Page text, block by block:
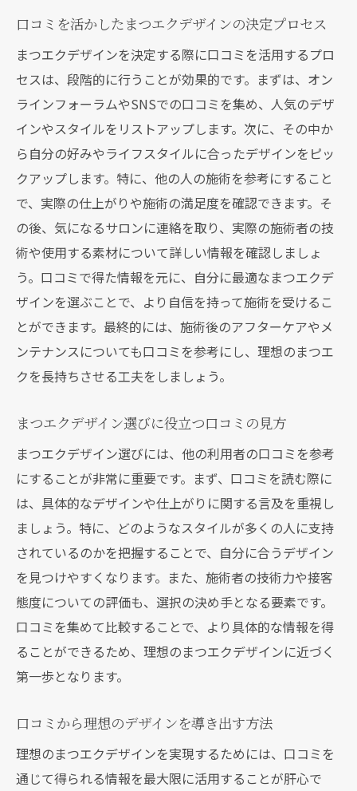
体験談を通じて得られるまつエク選びの知
利用者の声から学ぶ失敗しないデザイン選
実際の体験談を参考にしたデザイン選びの
アプローチ
体験談に基づくまつエク選びのヒント
まつエクデザイン選びに役立つ体験談の読
み方
実際の声を活かしたまつエクデザインの選
定法
まつエクの仕上がり写真を口コミで確認するメ
リット
口コミ写真で仕上がりを視覚的に確認する
方法
仕上がり写真を通じて期待値を設定するコ
口コミで見る施術後のビジュアルチェック
まつエクの仕上がりを口コミ写真で評価す
る
仕上がりイメージを写真で確認する重要性
口コミ写真を活用したデザイン選びのメリ
ット
まつエク口コミを通じて安心の施術者を見つけ
る方法
ップ
口コミ情報を基にした施術者の選び方
信頼性の高い施術者を口コミから見極める
口コミを活かしたまつエクデザインの決定プロセス
まつエクデザインを決定する際に口コミを活用するプロ
セスは、段階的に行うことが効果的です。まずは、オン
ラインフォーラムやSNSでの口コミを集め、人気のデザ
インやスタイルをリストアップします。次に、その中か
ら自分の好みやライフスタイルに合ったデザインをピッ
クアップします。特に、他の人の施術を参考にすること
で、実際の仕上がりや施術の満足度を確認できます。そ
の後、気になるサロンに連絡を取り、実際の施術者の技
術や使用する素材について詳しい情報を確認しましょ
う。口コミで得た情報を元に、自分に最適なまつエクデ
ザインを選ぶことで、より自信を持って施術を受けるこ
とができます。最終的には、施術後のアフターケアやメ
ンテナンスについても口コミを参考にし、理想のまつエ
クを長持ちさせる工夫をしましょう。
まつエクデザイン選びに役立つ口コミの見方
まつエクデザイン選びには、他の利用者の口コミを参考
にすることが非常に重要です。まず、口コミを読む際に
は、具体的なデザインや仕上がりに関する言及を重視し
ましょう。特に、どのようなスタイルが多くの人に支持
されているのかを把握することで、自分に合うデザイン
を見つけやすくなります。また、施術者の技術力や接客
態度についての評価も、選択の決め手となる要素です。
口コミを集めて比較することで、より具体的な情報を得
ることができるため、理想のまつエクデザインに近づく
第一歩となります。
口コミから理想のデザインを導き出す方法
理想のまつエクデザインを実現するためには、口コミを
通じて得られる情報を最大限に活用することが肝心で